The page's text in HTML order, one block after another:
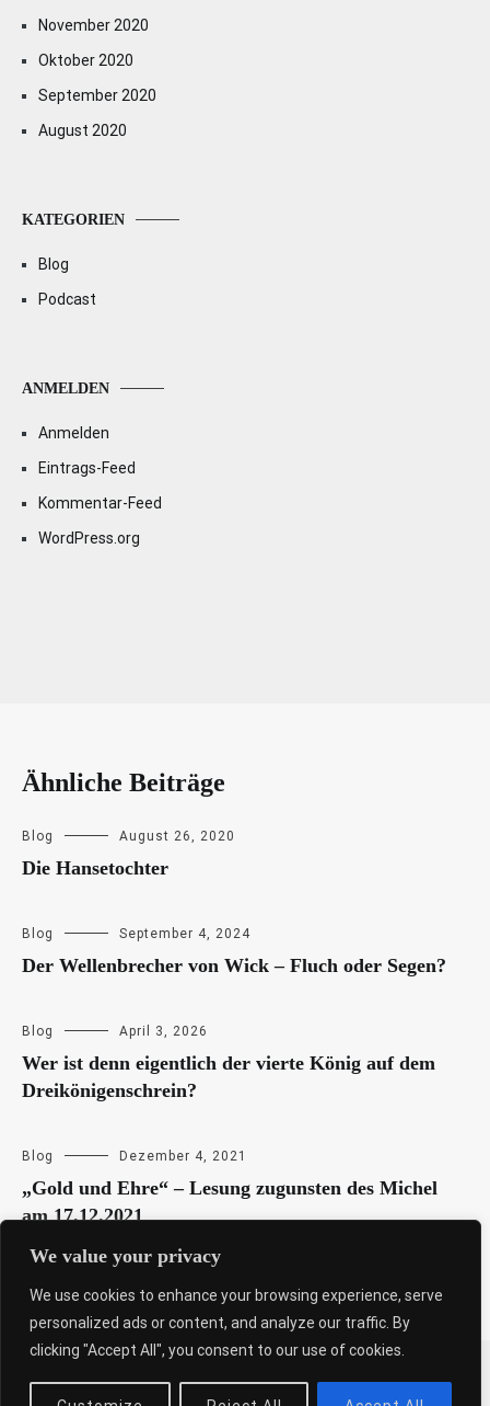
We value your privacy
We use cookies to enhance your browsing experience, serve
personalized ads or content, and analyze our traffic. By
clicking "Accept All", you consent to our use of cookies.
November 2020
Oktober 2020
September 2020
August 2020
KATEGORIEN
Blog
Podcast
ANMELDEN
Anmelden
Eintrags-Feed
Kommentar-Feed
WordPress.org
Ähnliche Beiträge
Blog August 26, 2020
Die Hansetochter
Blog September 4, 2024
Der Wellenbrecher von Wick – Fluch oder Segen?
Blog April 3, 2026
Wer ist denn eigentlich der vierte König auf dem
Dreikönigenschrein?
Blog Dezember 4, 2021
„Gold und Ehre“ – Lesung zugunsten des Michel
am 17.12.2021